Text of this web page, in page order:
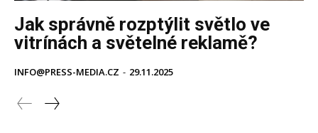
Jak správně rozptýlit světlo ve
vitrínách a světelné reklamě?
INFO@PRESS-MEDIA.CZ - 29.11.2025